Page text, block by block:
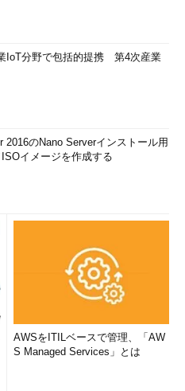
IoT分野で包括的提携 第4次産業
2016のNano Serverインストール用
イメージを作成する
AWSをITILベースで管理、「AW
S Managed Services」とは